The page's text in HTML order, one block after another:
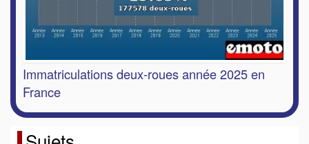
Immatriculations deux-roues année 2025 en
France